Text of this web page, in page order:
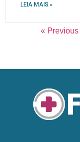
LEIA MAIS »
« Previous